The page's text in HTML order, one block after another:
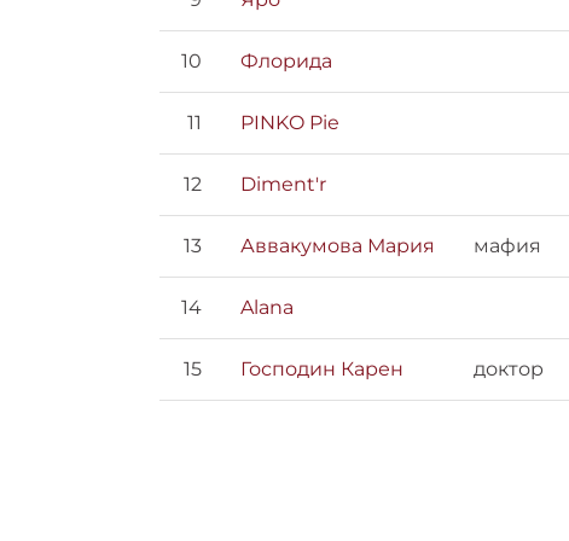
10 Флорида
11 PINKO Pie
12 Diment'r
13 Аввакумова Мария мафия
14 Alana
15 Господин Карен доктор